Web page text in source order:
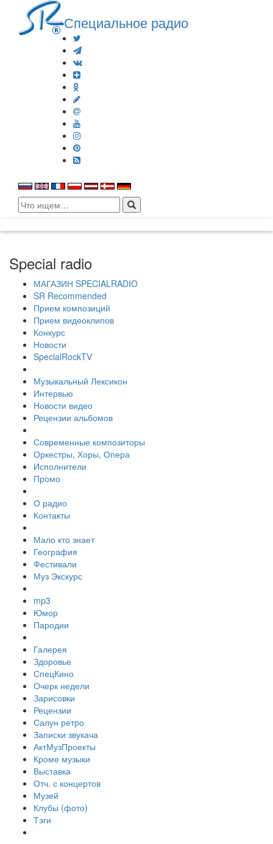
Специальное радио
Search
for:
Special radio
МАГАЗИН SPECIALRADIO
SR Recommended
Прием композиций
Прием видеоклипов
Конкурс
Новости
SpecialRockTV
Музыкальный Лексикон
Интервью
Новости видео
Рецензии альбомов
Современные композиторы
Оркестры, Хоры, Опера
Исполнители
Промо
О радио
Контакты
Мало кто знает
География
Фестивали
Муз Экскурс
mp3
Юмор
Пародии
Галерея
Здоровье
СпецКино
Очерк недели
Зарисовки
Рецензии
Салун ретро
Записки звукача
АктМузПроекты
Кроме музыки
Выставка
Отч. с концертов
Музей
Клубы (фото)
Тэги